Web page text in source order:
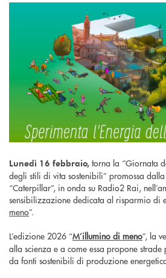
Lunedì 16 febbraio, torna la “Giornata
degli stili di vita sostenibili” promossa
“Caterpillar”, in onda su Radio2 Rai,
sensibilizzazione dedicata al risparmio di
meno”.
L’edizione 2026 “M’illumino di meno”, la
alla scienza e a come essa propone strade
da fonti sostenibili di produzione